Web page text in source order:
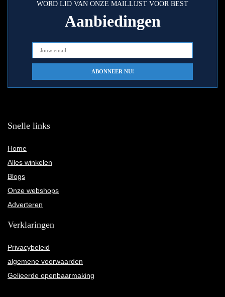
WORD LID VAN ONZE MAILLIJST VOOR BEST
Aanbiedingen
Snelle links
Home
Alles winkelen
Blogs
Onze webshops
Adverteren
Verklaringen
Privacybeleid
algemene voorwaarden
Gelieerde openbaarmaking